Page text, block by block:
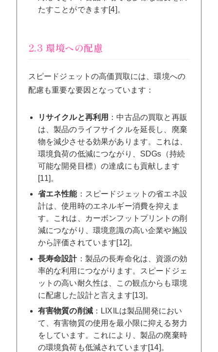
たすことができます[4]。
2.3 環境への配慮
スピードジェットの高価買取には、環境への
配慮も重要な要因となっています：
リサイクルと再利用 ：中古品の買取と再販
は、製品のライフサイクルを延長し、廃棄
物を減少させる効果があります。これは、
環境負荷の低減につながり、SDGs（持続
可能な開発目標）の達成にも貢献します
[11]。
省エネ性能：スピードジェットの省エネ設
計は、使用時のエネルギー消費を抑えま
す。これは、カーボンフットプリントの削
減につながり、環境意識の高い企業や施設
から評価されています[12]。
長寿命設計：製品の長寿命化は、資源の効
率的な利用につながります。スピードジェ
ットの高い耐久性は、この観点からも環境
に配慮した設計と言えます[13]。
有害物質の削減：LIXILは製品開発におい
て、有害物質の使用を最小限に抑える努力
をしています。これにより、製品の廃棄時
の環境負荷も低減されています[14]。